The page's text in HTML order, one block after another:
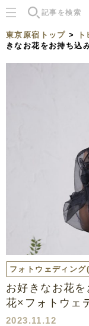
東京原宿トップ >
きなお花をお持ち
フォトウェディング
お好きなお花
花×フォトウェ
2023.11.12